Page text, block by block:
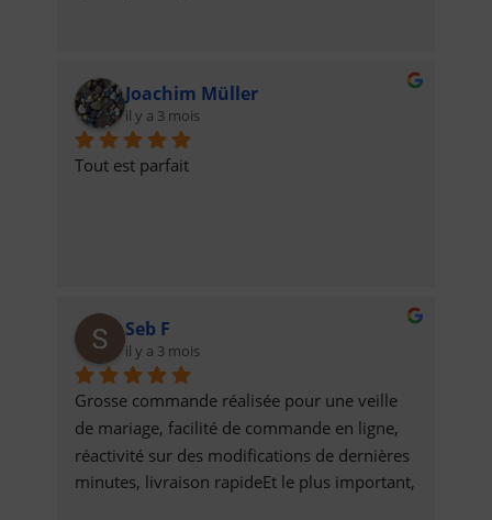
Joachim Müller
il y a 3 mois
Tout est parfait
Seb F
il y a 3 mois
Grosse commande réalisée pour une veille
de mariage, facilité de commande en ligne,
réactivité sur des modifications de dernières
minutes, livraison rapideEt le plus important,